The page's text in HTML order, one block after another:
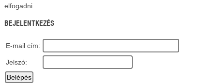
elfogadni.
BEJELENTKEZÉS
E-mail cím:
Jelszó: